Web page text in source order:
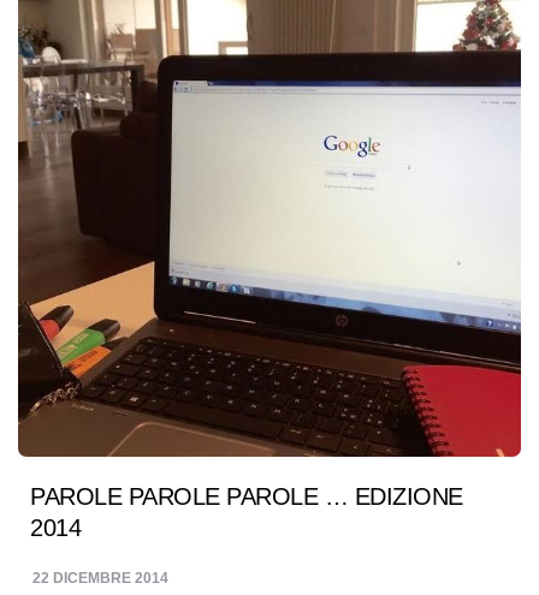
PAROLE PAROLE PAROLE … EDIZIONE
2014
22 DICEMBRE 2014